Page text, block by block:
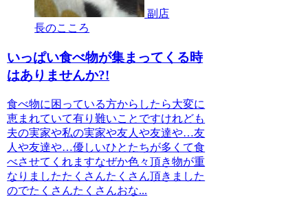
副店
長のこころ
いっぱい食べ物が集まってくる時
はありませんか?!
食べ物に困っている方からしたら大変に
恵まれていて有り難いことですけれども
夫の実家や私の実家や友人や友達や…友
人や友達や…優しいひとたちが多くて食
べさせてくれますなぜか色々頂き物が重
なりましたたくさんたくさん頂きました
のでたくさんたくさんおな...